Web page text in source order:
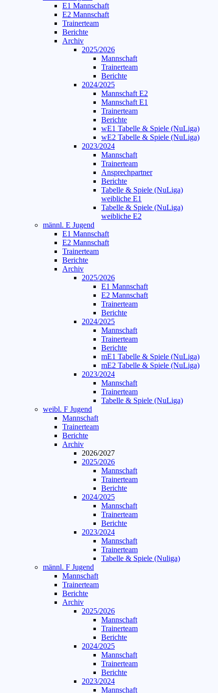
E1 Mannschaft
E2 Mannschaft
Trainerteam
Berichte
Archiv
2025/2026
Mannschaft
Trainerteam
Berichte
2024/2025
Mannschaft E2
Mannschaft E1
Trainerteam
Berichte
wE1 Tabelle & Spiele (NuLiga)
wE2 Tabelle & Spiele (NuLiga)
2023/2024
Mannschaft
Trainerteam
Ansprechpartner
Berichte
Tabelle & Spiele (NuLiga)
weibliche E1
Tabelle & Spiele (NuLiga)
weibliche E2
männl. E Jugend
E1 Mannschaft
E2 Mannschaft
Trainerteam
Berichte
Archiv
2025/2026
E1 Mannschaft
E2 Mannschaft
Trainerteam
Berichte
2024/2025
Mannschaft
Trainerteam
Berichte
mE1 Tabelle & Spiele (NuLiga)
mE2 Tabelle & Spiele (NuLiga)
2023/2024
Mannschaft
Trainerteam
Tabelle & Spiele (NuLiga)
weibl. F Jugend
Mannschaft
Trainerteam
Berichte
Archiv
2026/2027
2025/2026
Mannschaft
Trainerteam
Berichte
2024/2025
Mannschaft
Trainerteam
Berichte
2023/2024
Mannschaft
Trainerteam
Tabelle & Spiele (Nuliga)
männl. F Jugend
Mannschaft
Trainerteam
Berichte
Archiv
2025/2026
Mannschaft
Trainerteam
Berichte
2024/2025
Mannschaft
Trainerteam
Berichte
2023/2024
Mannschaft